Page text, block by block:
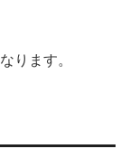
ります。